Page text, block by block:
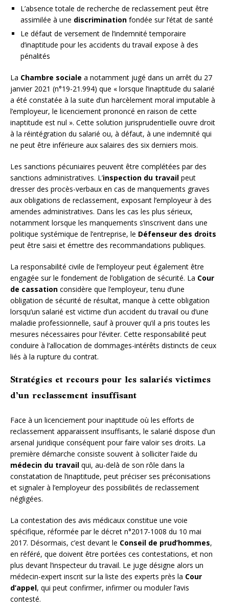
L’absence totale de recherche de reclassement peut être
assimilée à une discrimination fondée sur l’état de santé
Le défaut de versement de l’indemnité temporaire
d’inaptitude pour les accidents du travail expose à des
pénalités
La Chambre sociale a notamment jugé dans un arrêt du 27
janvier 2021 (n°19-21.994) que « lorsque l’inaptitude du salarié
a été constatée à la suite d’un harcèlement moral imputable à
l’employeur, le licenciement prononcé en raison de cette
inaptitude est nul ». Cette solution jurisprudentielle ouvre droit
à la réintégration du salarié ou, à défaut, à une indemnité qui
ne peut être inférieure aux salaires des six derniers mois.
Les sanctions pécuniaires peuvent être complétées par des
sanctions administratives. L’inspection du travail peut
dresser des procès-verbaux en cas de manquements graves
aux obligations de reclassement, exposant l’employeur à des
amendes administratives. Dans les cas les plus sérieux,
notamment lorsque les manquements s’inscrivent dans une
politique systémique de l’entreprise, le Défenseur des droits
peut être saisi et émettre des recommandations publiques.
La responsabilité civile de l’employeur peut également être
engagée sur le fondement de l’obligation de sécurité. La Cour
de cassation considère que l’employeur, tenu d’une
obligation de sécurité de résultat, manque à cette obligation
lorsqu’un salarié est victime d’un accident du travail ou d’une
maladie professionnelle, sauf à prouver qu’il a pris toutes les
mesures nécessaires pour l’éviter. Cette responsabilité peut
conduire à l’allocation de dommages-intérêts distincts de ceux
liés à la rupture du contrat.
Stratégies et recours pour les salariés victimes
d’un reclassement insuffisant
Face à un licenciement pour inaptitude où les efforts de
reclassement apparaissent insuffisants, le salarié dispose d’un
arsenal juridique conséquent pour faire valoir ses droits. La
première démarche consiste souvent à solliciter l’aide du
médecin du travail qui, au-delà de son rôle dans la
constatation de l’inaptitude, peut préciser ses préconisations
et signaler à l’employeur des possibilités de reclassement
négligées.
La contestation des avis médicaux constitue une voie
spécifique, réformée par le décret n°2017-1008 du 10 mai
2017. Désormais, c’est devant le Conseil de prud’hommes,
en référé, que doivent être portées ces contestations, et non
plus devant l’inspecteur du travail. Le juge désigne alors un
médecin-expert inscrit sur la liste des experts près la Cour
d’appel, qui peut confirmer, infirmer ou moduler l’avis
contesté.